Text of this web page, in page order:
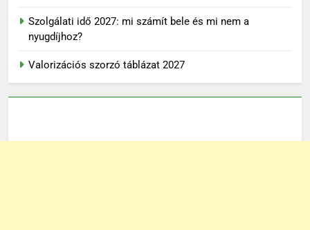
Szolgálati idő 2027: mi számít bele és mi nem a
nyugdíjhoz?
Valorizációs szorzó táblázat 2027